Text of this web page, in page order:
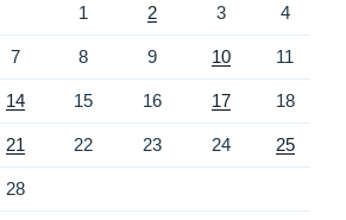
1 2 3 4
7 8 9 10 11
14 15 16 17 18
21 22 23 24 25
28